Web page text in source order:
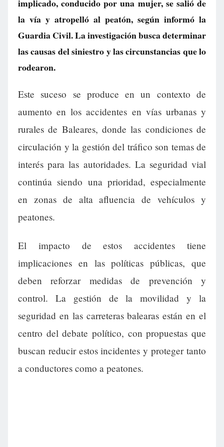
implicado, conducido por una mujer, se salió de
la vía y atropelló al peatón, según informó la
Guardia Civil. La investigación busca determinar
las causas del siniestro y las circunstancias que lo
rodearon.
Este suceso se produce en un contexto de
aumento en los accidentes en vías urbanas y
rurales de Baleares, donde las condiciones de
circulación y la gestión del tráfico son temas de
interés para las autoridades. La seguridad vial
continúa siendo una prioridad, especialmente
en zonas de alta afluencia de vehículos y
peatones.
El impacto de estos accidentes tiene
implicaciones en las políticas públicas, que
deben reforzar medidas de prevención y
control. La gestión de la movilidad y la
seguridad en las carreteras balearas están en el
centro del debate político, con propuestas que
buscan reducir estos incidentes y proteger tanto
a conductores como a peatones.